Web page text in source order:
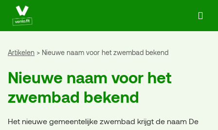
Ga naar de homepage van Actief in Venlo
Artikelen Nieuwe naam voor het zwembad bekend
Nieuwe naam voor het
zwembad bekend
Het nieuwe gemeentelijke zwembad krijgt de naam De